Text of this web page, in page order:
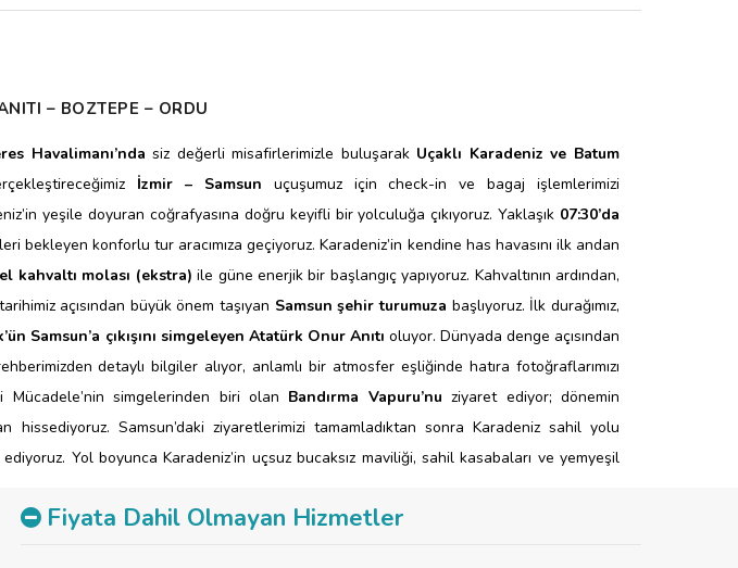
– BOZTEPE – ORDU
Havalimanı’nda siz değerli misafirlerimizle buluşarak Uçaklı Karadeniz ve Batum
İzmir – Samsun uçuşumuz için check-in ve bagaj işlemlerimizi
yeşile doyuran coğrafyasına doğru keyifli bir yolculuğa çıkıyoruz. Yaklaşık 07:30’da
bekleyen konforlu tur aracımıza geçiyoruz.Karadeniz’in kendine has havasını ilk andan
kahvaltı molası (ekstra) ile güne enerjik bir başlangıç yapıyoruz. Kahvaltının ardından,
açısından büyük önem taşıyan Samsun şehir turumuza başlıyoruz. İlk durağımız,
Samsun’a çıkışını simgeleyen Atatürk Onur Anıtı oluyor. Dünyada denge açısından
detaylı bilgiler alıyor, anlamlı bir atmosfer eşliğinde hatıra fotoğraflarımızı
Mücadele’nin simgelerinden biri olan Bandırma Vapuru’nu ziyaret ediyor; dönemin
hissediyoruz. Samsun’daki ziyaretlerimizi tamamladıktan sonra Karadeniz sahil yolu
Yol boyunca Karadeniz’in uçsuz bucaksız maviliği, sahil kasabaları ve yemyeşil
çıkmalı, şu Ordu’ya bakmalı” sözünü hatırlatan panoramik manzara eşliğinde serbest
Fiyata Dahil Olmayan Hizmetler